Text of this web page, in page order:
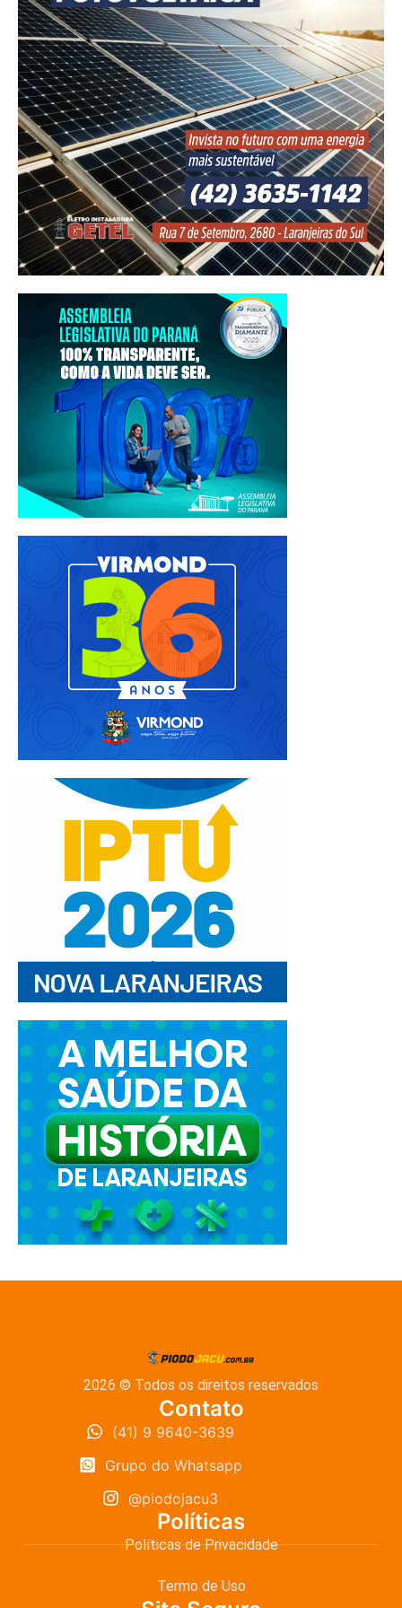
2026 © Todos os direitos reservados
Contato
(41) 9 9640-3639
Grupo do Whatsapp
@piodojacu3
Políticas
Políticas de Privacidade
Termo de Uso